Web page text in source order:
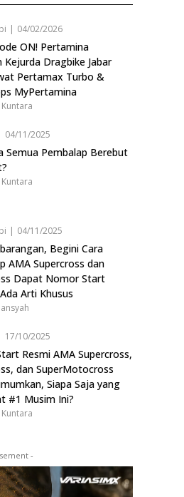
| 04/02/2026
ON! Pertamina
Kejurda Dragbike Jabar
Pertamax Turbo &
MyPertamina
04/11/2025
Semua Pembalap Berebut
| 04/11/2025
Begini Cara
AMA Supercross dan
Dapat Nomor Start
Arti Khusus
17/10/2025
Resmi AMA Supercross,
dan SuperMotocross
Siapa Saja yang
#1 Musim Ini?
-